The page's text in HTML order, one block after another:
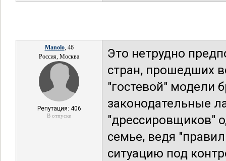
Manolo, 46
Россия, Москва
Репутация: 406
В отпуске
Это нетрудно
стран, прошедших
"гостевой" модели
законодательные
"дрессировщиков"
семье, ведя
ситуацию под